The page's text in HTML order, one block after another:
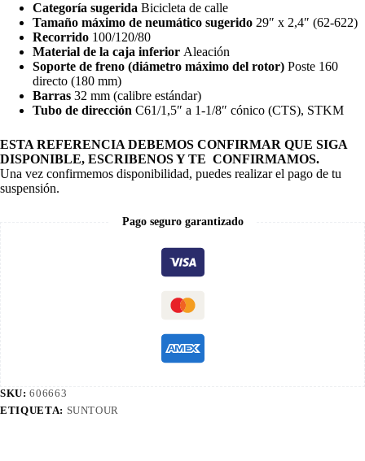
Categoría sugerida Bicicleta de calle
Tamaño máximo de neumático sugerido 29″ x 2,4″ (62-622)
Recorrido 100/120/80
Material de la caja inferior Aleación
Soporte de freno (diámetro máximo del rotor) Poste 160
directo (180 mm)
Barras 32 mm (calibre estándar)
Tubo de dirección C61/1,5″ a 1-1/8″ cónico (CTS), STKM
ESTA REFERENCIA DEBEMOS CONFIRMAR QUE SIGA
DISPONIBLE, ESCRIBENOS Y TE CONFIRMAMOS.
Una vez confirmemos disponibilidad, puedes realizar el pago de tu
suspensión.
Pago seguro garantizado
SKU:606663
ETIQUETA: SUNTOUR